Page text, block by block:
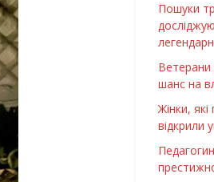
Пошуки
шанс на
Жінки,
відкрили